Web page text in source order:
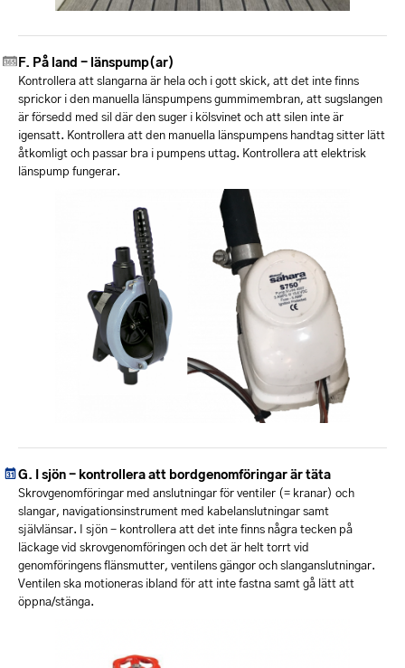
På land - länspump(ar)
Kontrollera att slangarna är hela och i gott skick, att det inte finns
sprickor i den manuella länspumpens gummimembran, att sugslangen
är försedd med sil där den suger i kölsvinet och att silen inte är
igensatt. Kontrollera att den manuella länspumpens handtag sitter lätt
åtkomligt och passar bra i pumpens uttag. Kontrollera att elektrisk
länspump fungerar.
I sjön - kontrollera att bordgenomföringar är täta
Skrovgenomföringar med anslutningar för ventiler (= kranar) och
slangar, navigationsinstrument med kabelanslutningar samt
självlänsar. I sjön - kontrollera att det inte finns några tecken på
läckage vid skrovgenomföringen och det är helt torrt vid
genomföringens flänsmutter, ventilens gängor och slanganslutningar.
Ventilen ska motioneras ibland för att inte fastna samt gå lätt att
öppna/stänga.